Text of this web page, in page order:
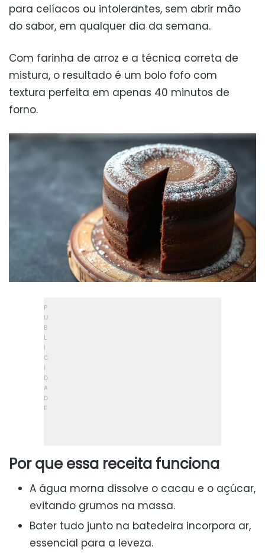
para celíacos ou intolerantes, sem abrir mão
do sabor, em qualquer dia da semana.
Com farinha de arroz e a técnica correta de
mistura, o resultado é um bolo fofo com
textura perfeita em apenas 40 minutos de
forno.
Por que essa receita funciona
A água morna dissolve o cacau e o açúcar,
evitando grumos na massa.
Bater tudo junto na batedeira incorpora ar,
essencial para a leveza.